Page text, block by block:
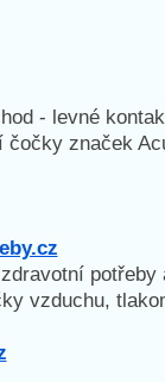
- levné
čočky značek
vzduchu,